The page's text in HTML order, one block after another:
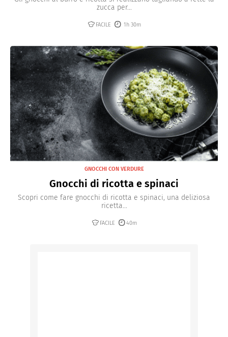
zucca per...
FACILE 1h 30m
GNOCCHI CON VERDURE
Gnocchi di ricotta e spinaci
Scopri come fare gnocchi di ricotta e spinaci, una deliziosa
ricetta...
FACILE 40m